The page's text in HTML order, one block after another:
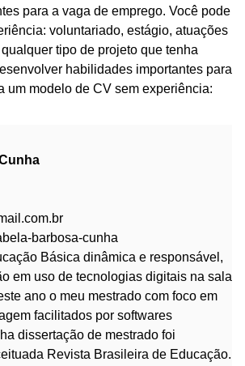
para a vaga de emprego. Você pode
voluntariado, estágio, atuações
tipo de projeto que tenha
habilidades importantes para
um modelo de CV sem experiência:
barbosa-cunha
Básica dinâmica e responsável,
em uso de tecnologias digitais na sala
ano o meu mestrado com foco em
facilitados por softwares
dissertação de mestrado foi
Revista Brasileira de Educação.